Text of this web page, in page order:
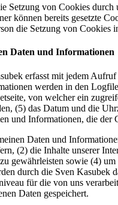
Setzung von Cookies
können bereits gesetzte
die Setzung von Cookies
Daten und Informationen
erfasst mit jedem
werden in den
von welcher ein
(5) das Datum und die
und Informationen, die
Daten und
(2) die Inhalte unserer
gewährleisten sowie (4)
durch die Sven Kasubek
für die von uns
Daten gespeichert.